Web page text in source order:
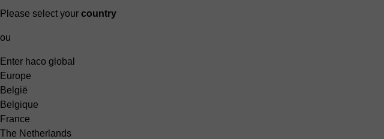
Please select your country
ou
Enter haco global
Europe
België
Belgique
France
The Netherlands